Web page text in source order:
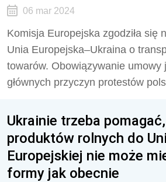
06 mar 2024
Komisja Europejska zgodziła się
Unia Europejska–Ukraina o
towarów. Obowiązywanie umowy
głównych przyczyn protestów
Ukrainie trzeba
produktów rolnych do
Europejskiej nie może
formy jak obecnie